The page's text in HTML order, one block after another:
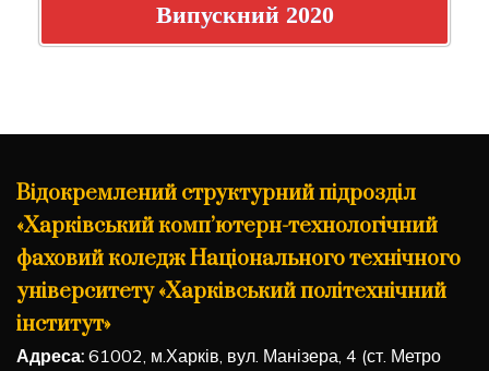
Випускний 2020
Відокремлений структурний підрозділ
«Харківський комп’ютерн-технологічний
фаховий коледж Національного технічного
університету «Харківський політехнічний
інститут»
Адреса: 61002, м.Харків, вул. Манізера, 4 (ст. Метро